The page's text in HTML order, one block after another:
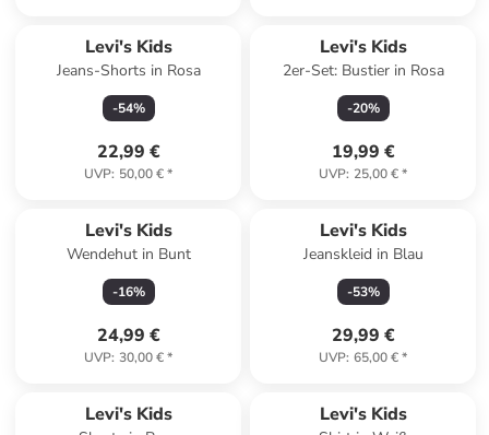
Levi's Kids
Jeans-Shorts in Rosa
-54%
22,99 €
UVP: 50,00 €*
Levi's Kids
2er-Set: Bustier in Rosa
-20%
19,99 €
UVP: 25,00 €*
Levi's Kids
Wendehut in Bunt
-16%
24,99 €
UVP: 30,00 €*
Levi's Kids
Jeanskleid in Blau
-53%
29,99 €
UVP: 65,00 €*
Levi's Kids Levi's Kids